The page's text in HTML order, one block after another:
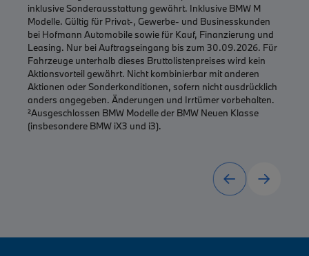
inklusive Sonderausstattung gewährt. Inklusive BMW M
Modelle. Gültig für Privat-, Gewerbe- und Businesskunden
bei Hofmann Automobile sowie für Kauf, Finanzierung und
Leasing. Nur bei Auftragseingang bis zum 30.09.2026. Für
Fahrzeuge unterhalb dieses Bruttolistenpreises wird kein
Aktionsvorteil gewährt. Nicht kombinierbar mit anderen
Aktionen oder Sonderkonditionen, sofern nicht ausdrücklich
anders angegeben. Änderungen und Irrtümer vorbehalten.
²Ausgeschlossen BMW Modelle der BMW Neuen Klasse
(insbesondere BMW iX3 und i3).